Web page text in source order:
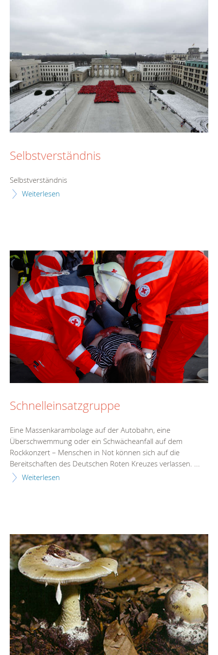
Selbstverständnis
Selbstverständnis
Weiterlesen
Schnelleinsatzgruppe
Eine Massenkarambolage auf der Autobahn, eine
Überschwemmung oder ein Schwächeanfall auf dem
Rockkonzert – Menschen in Not können sich auf die
Bereitschaften des Deutschen Roten Kreuzes verlassen. ...
Weiterlesen